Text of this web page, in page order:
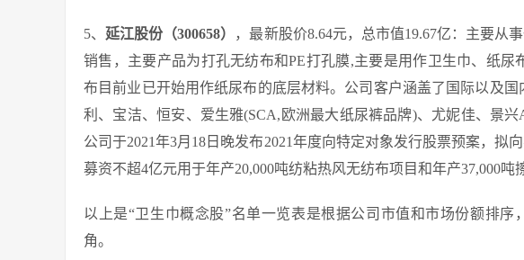
5、 延江股份（300658） ，最新股价8.64元，总市值19.67亿：主要从
销售，主要产品为打孔无纺布和PE打孔膜,主要是用作卫生巾、纸
布目前业已开始用作纸尿布的底层材料。公司客户涵盖了国际以及
利、宝洁、恒安、爱生雅(SCA,欧洲最大纸尿裤品牌)、尤妮佳、景
公司于2021年3月18日晚发布2021年度向特定对象发行股票预案，拟
募资不超4亿元用于年产20,000吨纺粘热风无纺布项目和年产37,000吨
以上是“卫生巾概念股”名单一览表是根据公司市值和市场份额排
角。